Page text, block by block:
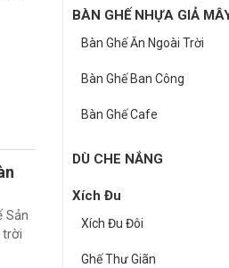
Sản
trời
BÀN GHẾ NHỰA GIẢ
Bàn Ghế Ăn Ngoài Trời
Bàn Ghế Ban Công
Bàn Ghế Cafe
DÙ CHE NẮNG
Xích Đu
Xích Đu Đôi
Ghế Thư Giãn